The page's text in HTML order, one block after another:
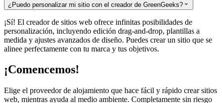
¿Puedo personalizar mi sitio con el creador de GreenGeeks? 
¡Sí! El creador de sitios web ofrece infinitas posibilidades de
personalización, incluyendo edición drag-and-drop, plantillas a
medida y ajustes avanzados de diseño. Puedes crear un sitio que se
alinee perfectamente con tu marca y tus objetivos.
¡Comencemos!
Elige el proveedor de alojamiento que hace fácil y rápido crear sitios
web, mientras ayuda al medio ambiente. Completamente sin riesgo